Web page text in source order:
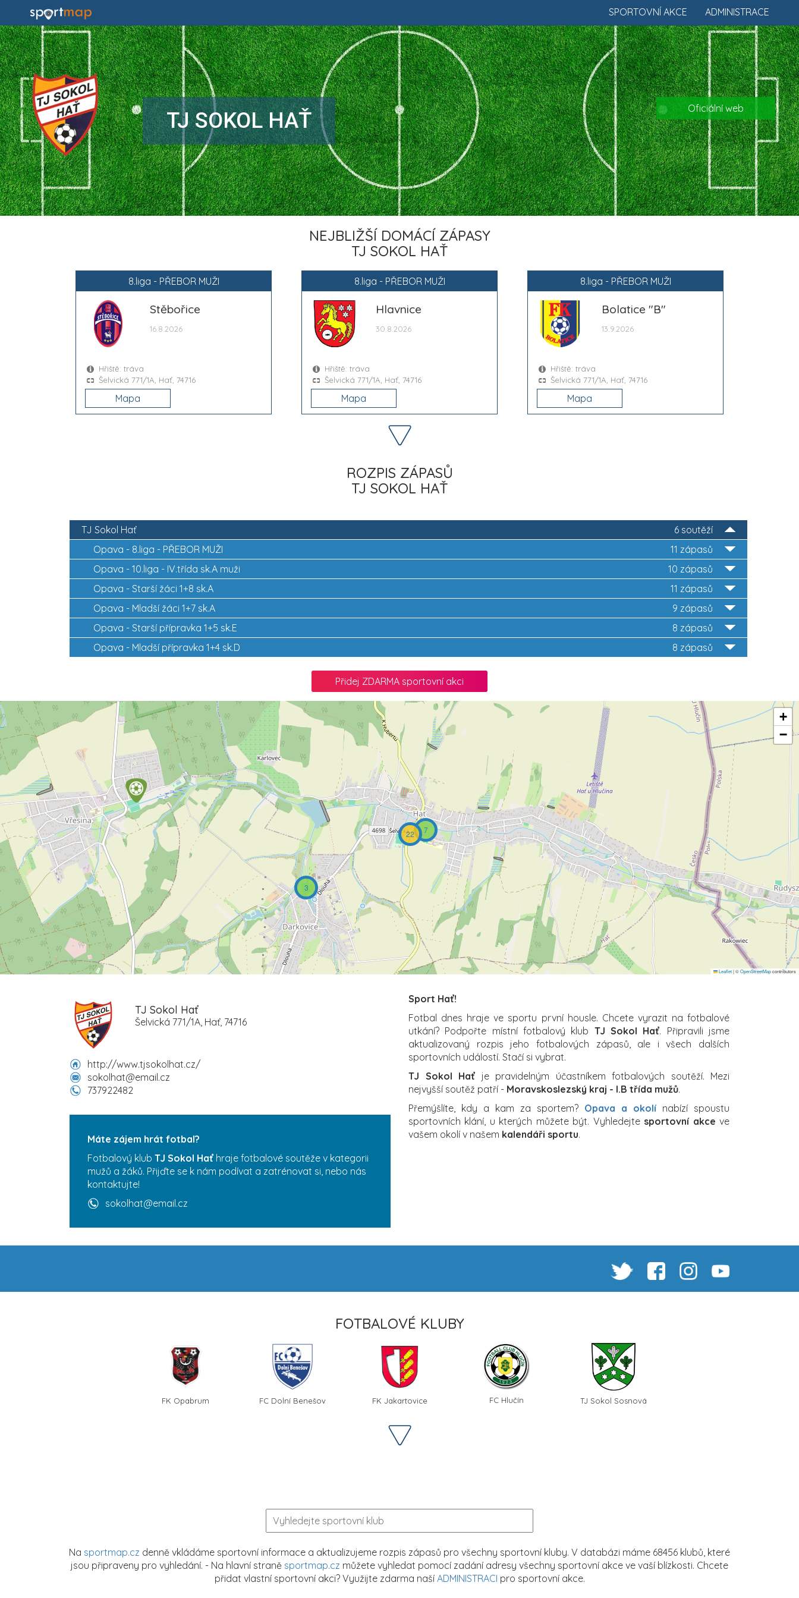
ADMINISTRACE
SPORTOVNÍ AKCE
TJ SOKOL HAŤ Oficiální web
NEJBLIŽŠÍ DOMÁCÍ ZÁPASY
TJ SOKOL HAŤ
8.liga - PŘEBOR MUŽI
Stěbořice
16.8.2026
Hřiště: tráva
Šelvická 771/1A, Hať, 74716
Mapa
8.liga - PŘEBOR MUŽI
Hlavnice
30.8.2026
Hřiště: tráva
Šelvická 771/1A, Hať, 74716
Mapa
8.liga - PŘEBOR MUŽI
Bolatice "B"
13.9.2026
Hřiště: tráva
Šelvická 771/1A, Hať, 74716
Mapa
ROZPIS ZÁPASŮ
TJ SOKOL HAŤ
6 soutěží
TJ Sokol Hať
11 zápasů
Opava - 8.liga - PŘEBOR MUŽI
10 zápasů
Opava - 10.liga - IV.třída sk.A muži
11 zápasů
Opava - Starší žáci 1+8 sk.A
9 zápasů
Opava - Mladší žáci 1+7 sk.A
8 zápasů
Opava - Starší přípravka 1+5 sk.E
8 zápasů
Opava - Mladší přípravka 1+4 sk.D
Přidej ZDARMA sportovní akci
3
7
22
+
−
Leaflet|©OpenStreetMapcontributors
TJ Sokol Hať
Šelvická 771/1A, Hať, 74716
http://www.tjsokolhat.cz/
sokolhat@email.cz
737922482
Máte zájem hrát fotbal?
Fotbalový klub TJ Sokol Hať hraje fotbalové soutěže v kategorii
mužů a žáků. Přijďte se k nám podívat a zatrénovat si, nebo nás
kontaktujte!
sokolhat@email.cz
Sport Hať!
Fotbal dnes hraje ve sportu první housle. Chcete vyrazit na fotbalové
utkání? Podpořte místní fotbalový klub TJ Sokol Hať. Připravili jsme
aktualizovaný rozpis jeho fotbalových zápasů, ale i všech dalších
sportovních událostí. Stačí si vybrat.
TJ Sokol Hať je pravidelným účastníkem fotbalových soutěží. Mezi
nejvyšší soutěž patří - Moravskoslezský kraj - I.B třída mužů.
Přemýšlíte, kdy a kam za sportem? Opava a okolínabízí spoustu
sportovních klání, u kterých můžete být. Vyhledejte sportovní akce ve
vašem okolí v našem kalendáři sportu.
FOTBALOVÉ KLUBY
FK Opabrum FC Dolní Benešov FK Jakartovice FC Hlučín TJ Sokol Sosnová
Na sportmap.cz denně vkládáme sportovní informace a aktualizujeme rozpis zápasů pro všechny sportovní kluby. V databázi máme 68456 klubů, které
jsou připraveny pro vyhledání. - Na hlavní straně sportmap.cz můžete vyhledat pomocí zadání adresy všechny sportovní akce ve vaší blízkosti. Chcete
přidat vlastní sportovní akci? Využijte zdarma naší ADMINISTRACI pro sportovní akce.